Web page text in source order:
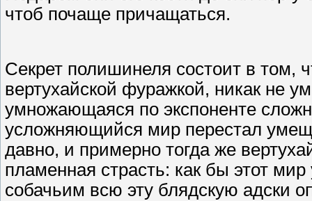
чтоб почаще причащаться.
Секрет полишинеля состоит в том,
вертухайской фуражкой, никак не
умножающаяся по экспоненте
усложняющийся мир перестал
давно, и примерно тогда же
пламенная страсть: как бы этот
собачьим всю эту блядскую адски